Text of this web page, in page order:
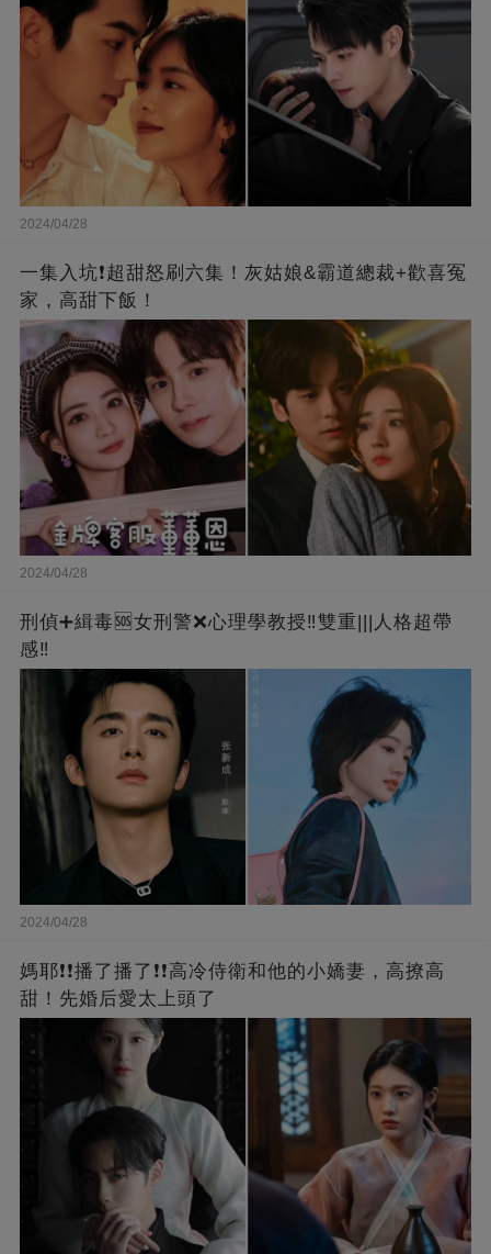
2024/04/28
一集入坑❗超甜怒刷六集！灰姑娘&霸道總裁+歡喜冤
家，高甜下飯！
2024/04/28
刑偵➕緝毒🆘女刑警❌心理學教授‼️雙重|||人格超帶
感‼️
2024/04/28
媽耶❗❗播了播了❗❗高冷侍衛和他的小嬌妻，高撩高
甜！先婚后愛太上頭了